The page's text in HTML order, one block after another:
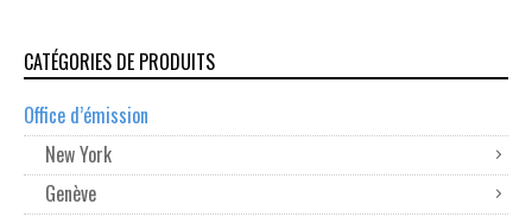
CATÉGORIES DE PRODUITS
Office d’émission
New York
Genève